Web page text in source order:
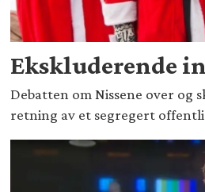
Ekskluderende
Debatten om Nissene over og
retning av et segregert